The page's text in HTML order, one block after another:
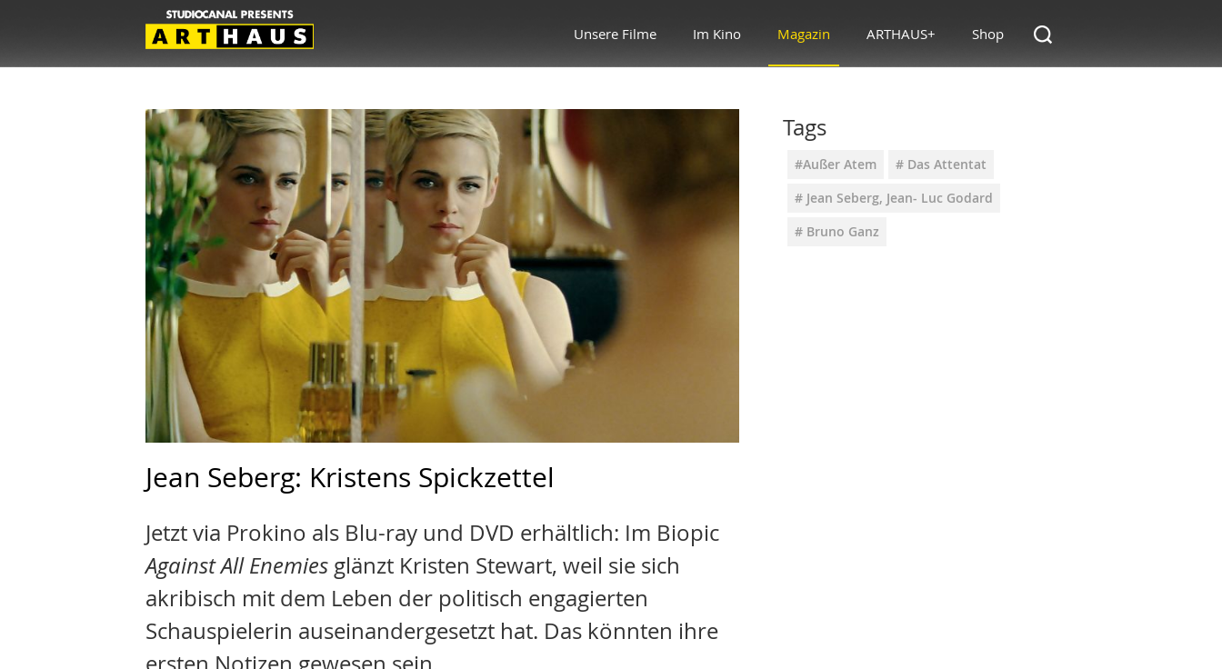
Unsere Filme Im Kino Magazin ARTHAUS+ Shop
Jean Seberg: Kristens Spickzettel
Jetzt via Prokino als Blu-ray und DVD erhältlich: Im Biopic
Against All Enemies glänzt Kristen Stewart, weil sie sich
akribisch mit dem Leben der politisch engagierten
Schauspielerin auseinandergesetzt hat. Das könnten ihre
Tags
#Außer Atem
# Das Attentat
# Jean Seberg, Jean- Luc Godard
# Bruno Ganz